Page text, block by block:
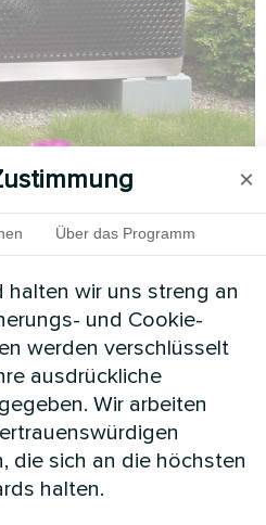
der
×
Über das Programm
halten wir uns streng an
und Cookie-
werden verschlüsselt
ausdrückliche
Wir arbeiten
die sich an die höchsten
halten.